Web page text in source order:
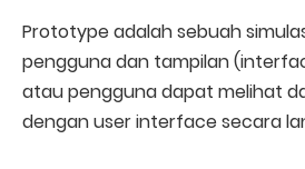
Prototype adalah sebuah
pengguna dan tampilan
atau pengguna dapat melihat
dengan user interface secara